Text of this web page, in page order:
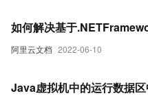
阿里云文档 2022-06-10
如何解决基于
Java虚拟机中的运行数据